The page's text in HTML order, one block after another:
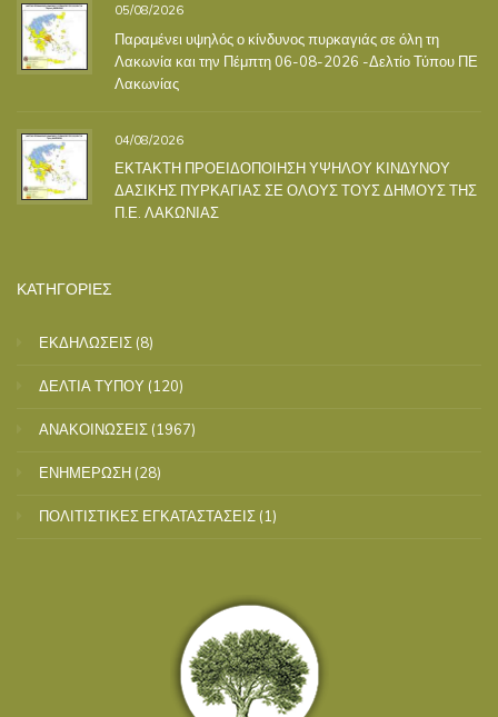
05/08/2026
Παραμένει υψηλός ο κίνδυνος πυρκαγιάς σε όλη τη
Λακωνία και την Πέμπτη 06-08-2026 -Δελτίο Τύπου ΠΕ
Λακωνίας
04/08/2026
ΕΚΤΑΚΤΗ ΠΡΟΕΙΔΟΠΟΙΗΣΗ ΥΨΗΛΟΥ ΚΙΝΔΥΝΟΥ
ΔΑΣΙΚΗΣ ΠΥΡΚΑΓΙΑΣ ΣΕ ΟΛΟΥΣ ΤΟΥΣ ΔΗΜΟΥΣ ΤΗΣ
Π.Ε. ΛΑΚΩΝΙΑΣ
ΚΑΤΗΓΟΡΙΕΣ
ΕΚΔΗΛΩΣΕΙΣ (8)
ΔΕΛΤΙΑ ΤΥΠΟΥ (120)
ΑΝΑΚΟΙΝΩΣΕΙΣ (1967)
ΕΝΗΜΕΡΩΣΗ (28)
ΠΟΛΙΤΙΣΤΙΚΕΣ ΕΓΚΑΤΑΣΤΑΣΕΙΣ (1)